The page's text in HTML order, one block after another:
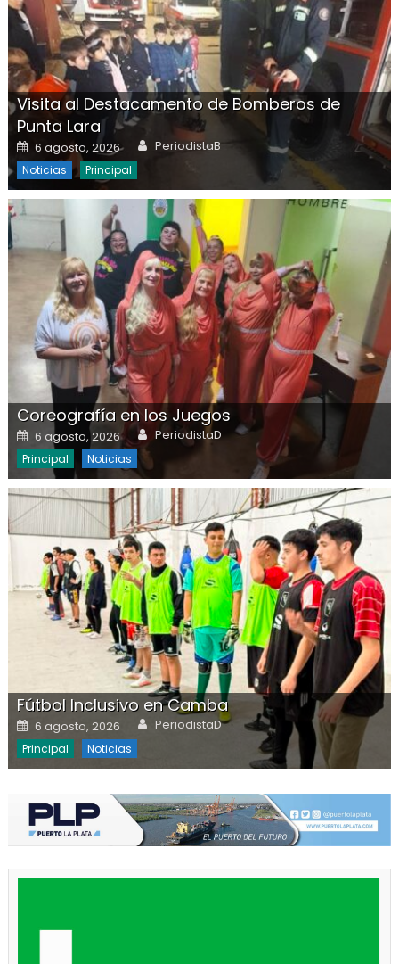
Visita al Destacamento de Bomberos de
Punta Lara
Posted on
6 agosto, 2026 Author
PeriodistaB
Noticias Principal
Coreografía en los Juegos
Posted on
6 agosto, 2026 Author
PeriodistaD
Principal Noticias
Fútbol Inclusivo en Camba
Posted on
6 agosto, 2026 Author
PeriodistaD
Principal Noticias